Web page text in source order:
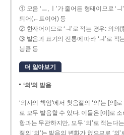
① 모음 ‘ㅡ, ㅣ’가 줄어든 형태이므로 ‘
틔어(←트이어) 등
② 한자어이므로 ‘ㅢ’로 적는 경우: 의의
③ 발음과 표기의 전통에 따라 ‘ㅢ’로 적
닁큼 등
더 알아보기
‘의’의 발음
‘의사의 책임’에서 첫음절의 ‘의’는 [의]
로 모두 발음할 수 있다. 이들은 [이]로
항과는 무관하지만, 모두 ‘의’로 적는다
절의 ‘의’는 발음의 변화가 없으므로 ‘의